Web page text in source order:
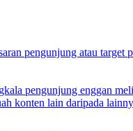
pengunjung atau target
pengunjung enggan
konten lain daripada